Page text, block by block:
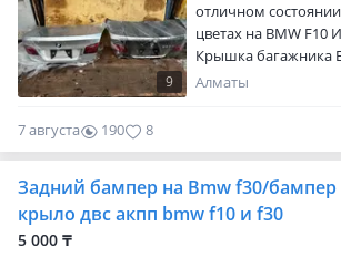
9
отличном
цветах на BMW F10
Крышка багажника
уточнять цену по
Алматы
7 августа 190 8
Задний бампер на Bmw f30/
крыло двс акпп bmw f10 и f30
5 000 ₸